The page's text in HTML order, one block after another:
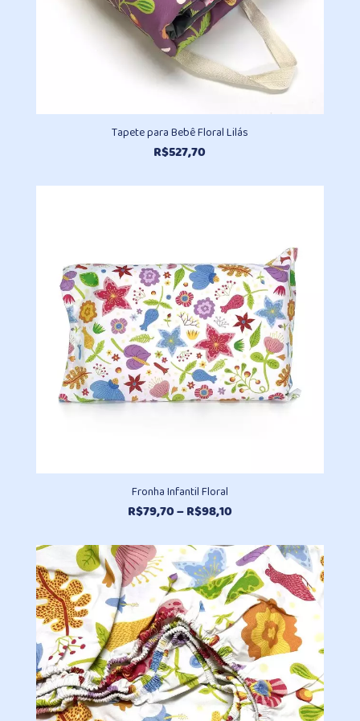
Tapete para Bebê Floral Lilás
R$527,70
Fronha Infantil Floral
R$79,70–R$98,10Faixa
preço:
R$79,70
através
R$98,10